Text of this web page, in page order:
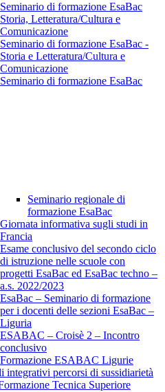
Seminario di formazione EsaBac
Storia, Letteratura/Cultura e
Comunicazione
Seminario di formazione EsaBac -
Storia e Letteratura/Cultura e
Comunicazione
Seminario di formazione EsaBac
Seminario regionale di
formazione EsaBac
Giornata informativa sugli studi in
Francia
Esame conclusivo del secondo ciclo
di istruzione nelle scuole con
progetti EsaBac ed EsaBac techno –
a.s. 2022/2023
EsaBac – Seminario di formazione
per i docenti delle sezioni EsaBac –
Liguria
ESABAC – Croisè 2 – Incontro
conclusivo
Formazione ESABAC Ligurie
integrativi percorsi di sussidiarietà
Tecnica Superiore